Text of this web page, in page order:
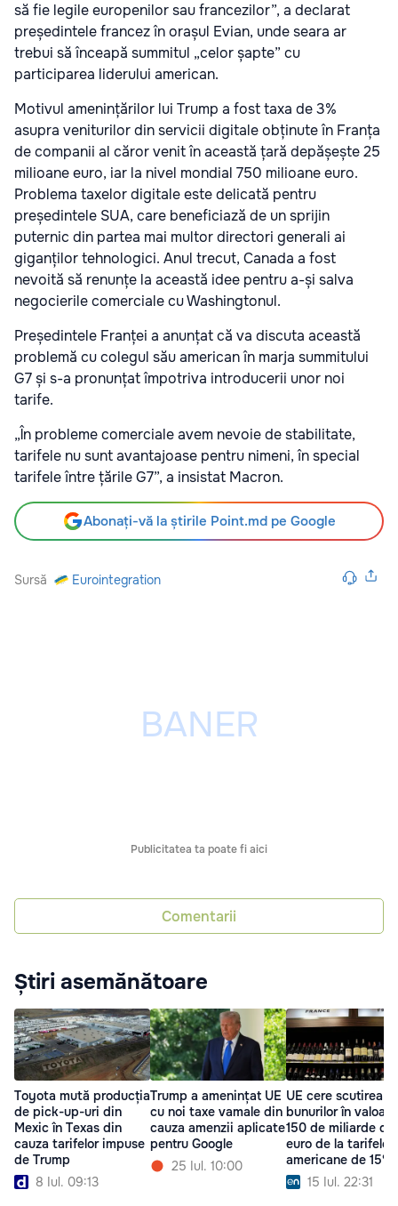
să fie legile europenilor sau francezilor”, a declarat
președintele francez în orașul Evian, unde seara ar
trebui să înceapă summitul „celor șapte” cu
participarea liderului american.
Motivul amenințărilor lui Trump a fost taxa de 3%
asupra veniturilor din servicii digitale obținute în Franța
de companii al căror venit în această țară depășește 25
milioane euro, iar la nivel mondial 750 milioane euro.
Problema taxelor digitale este delicată pentru
președintele SUA, care beneficiază de un sprijin
puternic din partea mai multor directori generali ai
giganților tehnologici. Anul trecut, Canada a fost
nevoită să renunțe la această idee pentru a-și salva
negocierile comerciale cu Washingtonul.
Președintele Franței a anunțat că va discuta această
problemă cu colegul său american în marja summitului
G7 și s-a pronunțat împotriva introducerii unor noi
tarife.
„În probleme comerciale avem nevoie de stabilitate,
tarifele nu sunt avantajoase pentru nimeni, în special
tarifele între țările G7”, a insistat Macron.
Abonați-vă la știrile Point.md pe Google
Sursă Eurointegration
Publicitatea ta poate fi aici
Comentarii
Știri asemănătoare
Toyota mută producția
de pick-up-uri din
Mexic în Texas din
cauza tarifelor impuse
de Trump
8 Iul. 09:13
Trump a amenințat UE
cu noi taxe vamale din
cauza amenzii aplicate
pentru Google
25 Iul. 10:00
UE cere scutirea
bunurilor în
150 de miliarde de
euro de la tarifele
americane de 15%
15 Iul. 22:31